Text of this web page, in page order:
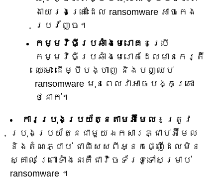
ងាយរងគ្រោះដែល ransomware អាចកេង
ប្រវ័ញ្ច។
កម្មវិធីប្រឆាំងមេរោគ ៖ ប្រើ
កម្មវិធីប្រឆាំងមេរោគដែលមានកេរ្តិ៍
ឈ្មោះ ដើម្បីបង្ហាញ និងបញ្ឈប់
ransomware មុនពេលវាអាចបង្កគ្រោះ
ថ្នាក់។
ការប្រុងប្រយ័ត្នតាមអ៊ីមែល ៖ ត្រូវ
ប្រុងប្រយ័ត្នជាមួយឯកសារភ្ជាប់អ៊ីមែល
និងតំណភ្ជាប់ ជាពិសេសពីអ្នកផ្ញើដែលមិន
ស្គាល់ ព្រោះទាំងនេះគឺជាវ៉ិចទ័រទូទៅសម្រាប់
ransomware ។